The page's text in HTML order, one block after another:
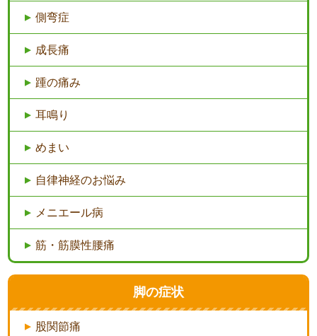
側弯症
成長痛
踵の痛み
耳鳴り
めまい
自律神経のお悩み
メニエール病
筋・筋膜性腰痛
脚の症状
股関節痛